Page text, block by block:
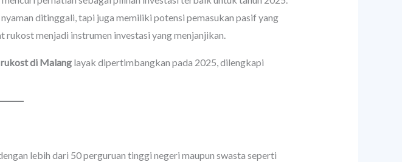
ditinggali, tapi juga memiliki potensi pemasukan pasif yang
menjadi instrumen investasi yang menjanjikan.
di Malanglayak dipertimbangkan pada 2025, dilengkapi
lebih dari 50 perguruan tinggi negeri maupun swasta seperti